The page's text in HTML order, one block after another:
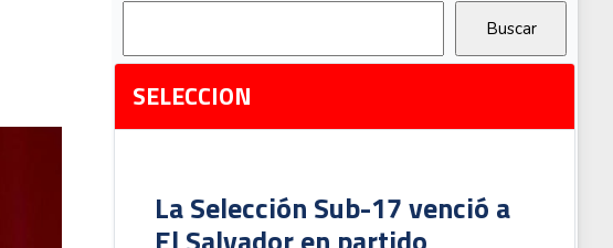
SELECCION
La Selección Sub-17 venció a